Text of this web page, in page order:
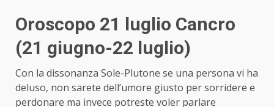
Oroscopo 21 luglio Cancro
(21 giugno-22 luglio)
Con la dissonanza Sole-Plutone se una persona vi ha
deluso, non sarete dell’umore giusto per sorridere e
perdonare ma invece potreste voler parlare